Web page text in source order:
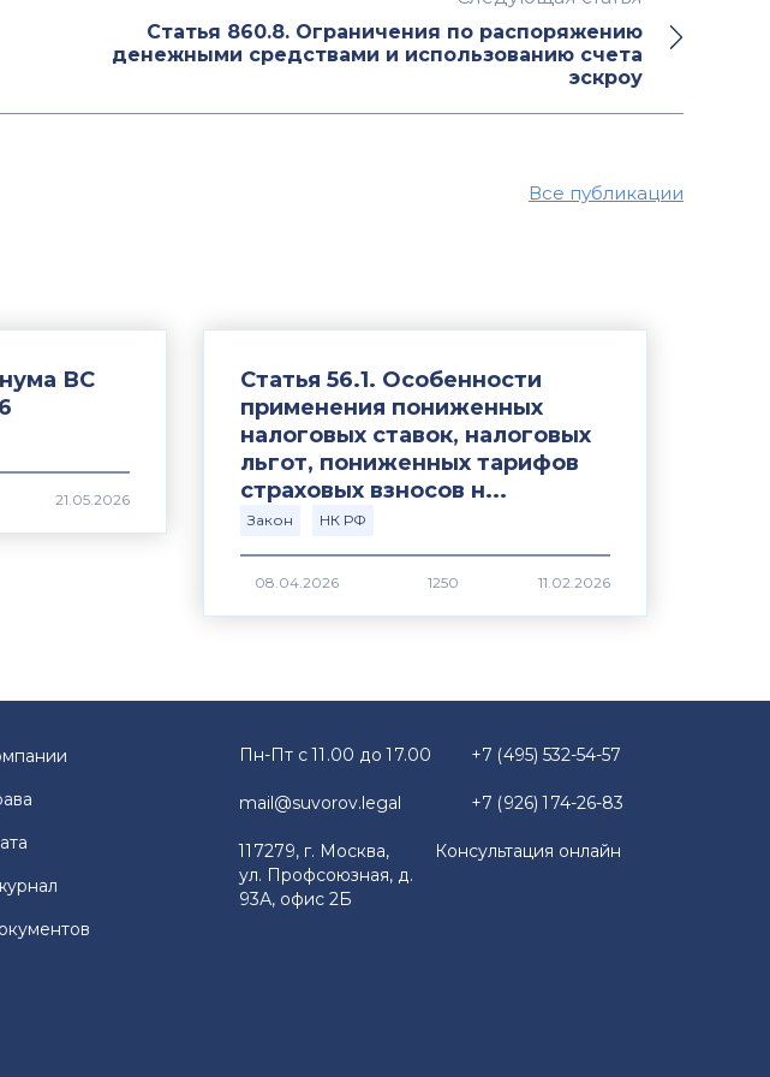
Статья 860.8. Ограничения по распоряжению
денежными средствами и использованию счета
эскроу
Все публикации
ВС
Статья 56.1. Особенности
применения пониженных
налоговых ставок, налоговых
льгот, пониженных тарифов
страховых взносов н...
Закон НК РФ
1250
Пн-Пт с 11.00 до 17.00
mail@suvorov.legal
117279, г. Москва,
ул. Профсоюзная, д.
93А, офис 2Б
+7 (495) 532-54-57
+7 (926) 174-26-83
Консультация онлайн